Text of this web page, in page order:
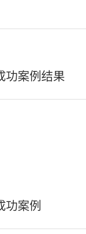
功案例结果
功案例